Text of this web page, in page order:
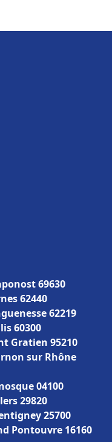
69630
62440
62219
60300
Gratien 95210
sur Rhône
04100
29820
25700
Pontouvre 16160